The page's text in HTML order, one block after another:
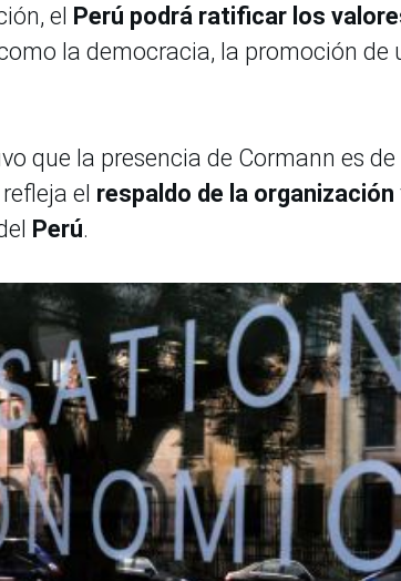
el Perú podrá ratificar los
la democracia, la promoción de
que la presencia de Cormann es de
el respaldo de la organización
Perú.